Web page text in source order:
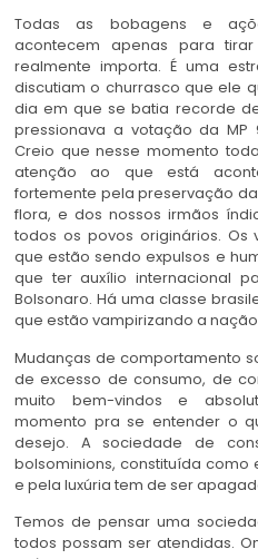
Todas as bobagens e
acontecem apenas para
realmente importa. É uma
discutiam o churrasco que ele
dia em que se batia recorde
pressionava a votação da MP
Creio que nesse momento
atenção ao que está
fortemente pela preservação
flora, e dos nossos irmãos
todos os povos originários. Os
que estão sendo expulsos e
que ter auxílio internacional
Bolsonaro. Há uma classe
que estão vampirizando a
Mudanças de comportamento
de excesso de consumo, de
muito bem-vindos e
momento pra se entender o
desejo. A sociedade de
bolsominions, constituída
e pela luxúria tem de ser
Temos de pensar uma
todos possam ser atendidas.